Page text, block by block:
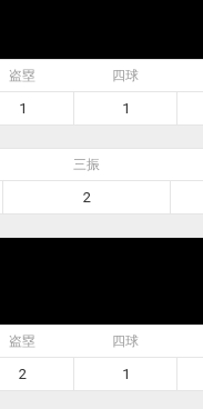
盗塁 四球
1 1
三振
2
盗塁 四球
2 1